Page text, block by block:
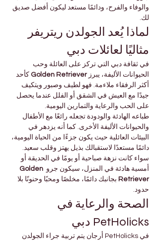
والوفاء والفرح، ودائمًا مستعد ليكون أفضل صديق
لك.
لماذا يُعد الجولدن ريتريفر
مثاليًا لعائلات دبي
في ثقافة دبي التي تركز على العائلة وحب
الحيوانات الأليفة، يبرز Golden Retriever كأحد
أكثر الرفقاء ملاءمة. فهو لطيف وصبور ويتكيف
جيدًا مع العيش في الشقق أو الفلل عندما يحصل
على الحب والرعاية والتمارين اليومية.
طباعه الهادئة والودودة تجعله رائعًا مع الأطفال
والحيوانات الأليفة الأخرى. كما أنه يزدهر في
البيئات العائلية حيث يكون جزءًا من الحياة اليومية،
دائمًا مستعدًا لاستقبالك بذيل يهتز وقلب سعيد.
سواء كانت نزهة صباحية أو يومًا في الحديقة أو
أمسية هادئة في المنزل، سيكون جرو Golden
Retriever بجانبك دائمًا، مخلصًا ومحبًا وحنونًا بلا
حدود.
الصحة والرعاية في
PetHolicks دبي
في PetHolicks أرجان يتم تربية جراء الجولدن